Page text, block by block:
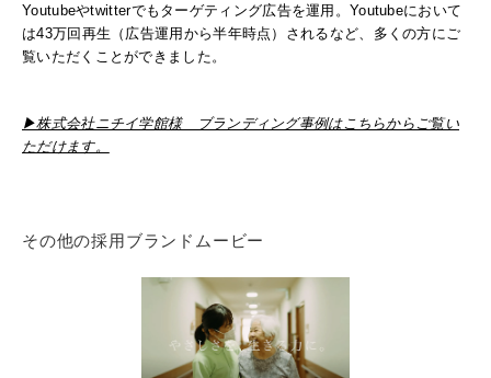
Youtubeやtwitterでもターゲティング広告を運用。Youtubeにおいて
は43万回再生（広告運用から半年時点）されるなど、多くの方にご
覧いただくことができました。
▶︎株式会社ニチイ学館様 ブランディング事例はこちらからご覧い
ただけます。
その他の採用ブランドムービー